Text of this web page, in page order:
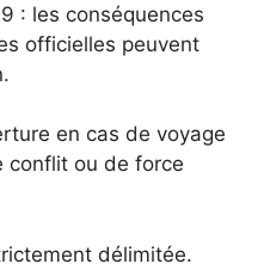
: les conséquences
officielles peuvent
en cas de voyage
conflit ou de force
délimitée.